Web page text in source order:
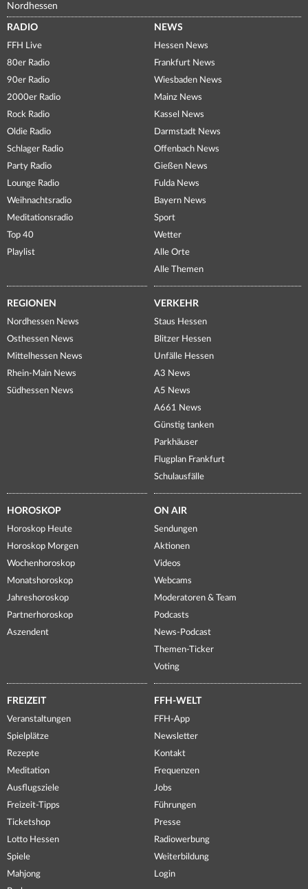
Nordhessen
RADIO
FFH Live
80er Radio
90er Radio
2000er Radio
Rock Radio
Oldie Radio
Schlager Radio
Party Radio
Lounge Radio
Weihnachtsradio
Meditationsradio
Top 40
Playlist
NEWS
Hessen News
Frankfurt News
Wiesbaden News
Mainz News
Kassel News
Darmstadt News
Offenbach News
Gießen News
Fulda News
Bayern News
Sport
Wetter
Alle Orte
Alle Themen
REGIONEN
Nordhessen News
Osthessen News
Mittelhessen News
Rhein-Main News
Südhessen News
VERKEHR
Staus Hessen
Blitzer Hessen
Unfälle Hessen
A3 News
A5 News
A661 News
Günstig tanken
Parkhäuser
Flugplan Frankfurt
Schulausfälle
HOROSKOP
Horoskop Heute
Horoskop Morgen
Wochenhoroskop
Monatshoroskop
Jahreshoroskop
Partnerhoroskop
Aszendent
ON AIR
Sendungen
Aktionen
Videos
Webcams
Moderatoren & Team
Podcasts
News-Podcast
Themen-Ticker
Voting
FREIZEIT
Veranstaltungen
Spielplätze
Rezepte
Meditation
Ausflugsziele
Freizeit-Tipps
Ticketshop
Lotto Hessen
Spiele
Mahjong
FFH-WELT
FFH-App
Newsletter
Kontakt
Frequenzen
Jobs
Führungen
Presse
Radiowerbung
Weiterbildung
Login